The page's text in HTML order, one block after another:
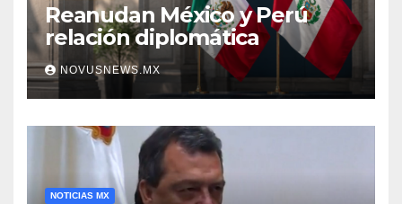
Reanudan México y Perú
relación diplomática
NOVUSNEWS.MX
NOTICIAS MX